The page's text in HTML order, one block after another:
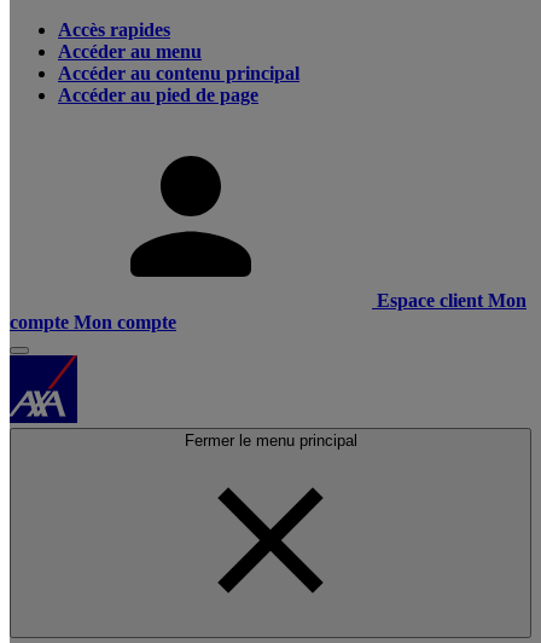
Accès rapides
Accéder au menu
Accéder au contenu principal
Accéder au pied de page
Espace client Mon
compte Mon compte
Fermer le menu principal